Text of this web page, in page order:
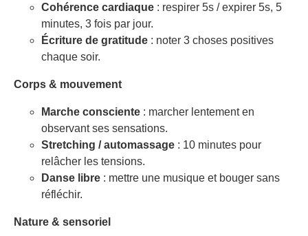
Cohérence cardiaque : respirer 5s / expirer 5s, 5
minutes, 3 fois par jour.
Écriture de gratitude : noter 3 choses positives
chaque soir.
Corps & mouvement
Marche consciente : marcher lentement en
observant ses sensations.
Stretching / automassage : 10 minutes pour
relâcher les tensions.
Danse libre : mettre une musique et bouger sans
réfléchir.
Nature & sensoriel